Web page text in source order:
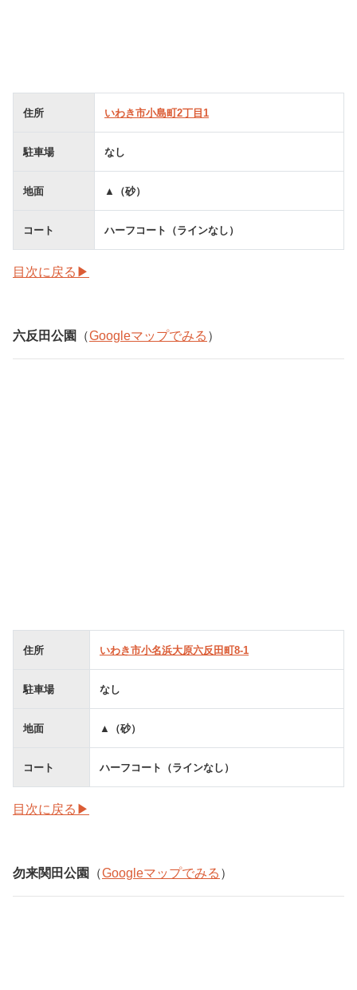
住所 いわき市小島町2丁目1
駐車場 なし
地面 ▲（砂）
コート ハーフコート（ラインなし）
目次に戻る▶
六反田公園 （Googleマップでみる ）
住所 いわき市小名浜大原六反田町8-1
駐車場 なし
地面 ▲（砂）
コート ハーフコート（ラインなし）
目次に戻る▶
勿来関田公園 （Googleマップでみる ）